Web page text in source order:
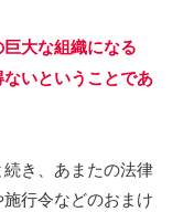
大な組織になる
いということであ
き、あまたの法律
行令などのおまけ